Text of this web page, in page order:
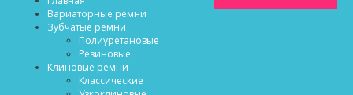
Вариаторные ремни
Зубчатые ремни
Полиуретановые
Резиновые
Клиновые ремни
Классические